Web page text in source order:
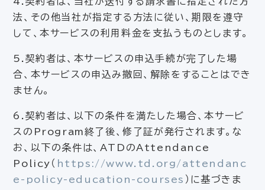
法、その他当社が指定する方法に従い、期限を遵守
して、本サービスの利用料金を支払うものとします。
5.契約者は、本サービスの申込手続が完了した場
合、本サービスの申込み撤回、解除をすることはでき
ません。
6.契約者は、以下の条件を満たした場合、本サービ
スのProgram終了後、修了証が発行されます。な
お、以下の条件は、ATDのAttendance
Policy（ https://www.td.org/attendanc
e-policy-education-courses ）に基づきま